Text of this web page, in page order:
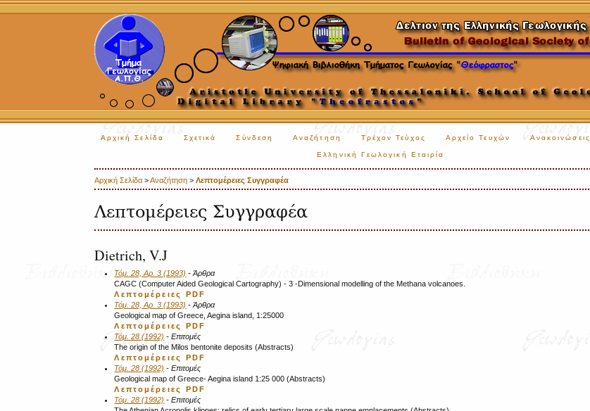
Αρχική Σελίδα Σχετικά Σύνδεση Αναζήτηση Τρέχον Τεύχος Αρχείο Τευχών Ανακοινώσεις
Ελληνική Γεωλογική Εταιρία
Αρχική Σελίδα >Αναζήτηση >Λεπτομέρειες Συγγραφέα
Λεπτομέρειες Συγγραφέα
Dietrich, V.J
Τόμ. 28, Αρ. 3 (1993) - Άρθρα
CAGC (Computer Aided Geological Cartography) - 3 -Dimensional modelling of the Methana volcanoes.
Λεπτομέρειες
PDF
Τόμ. 28, Αρ. 3 (1993) - Άρθρα
Geological map of Greece, Aegina island, 1:25000
Λεπτομέρειες
PDF
Τόμ. 28 (1992) - Επιτομές
The origin of the Milos bentonite deposits (Abstracts)
Λεπτομέρειες
PDF
Τόμ. 28 (1992) - Επιτομές
Geological map of Greece- Aegina island 1:25 000 (Abstracts)
Λεπτομέρειες
PDF
Τόμ. 28 (1992) - Επιτομές